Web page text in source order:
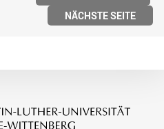
NÄCHSTE SEITE